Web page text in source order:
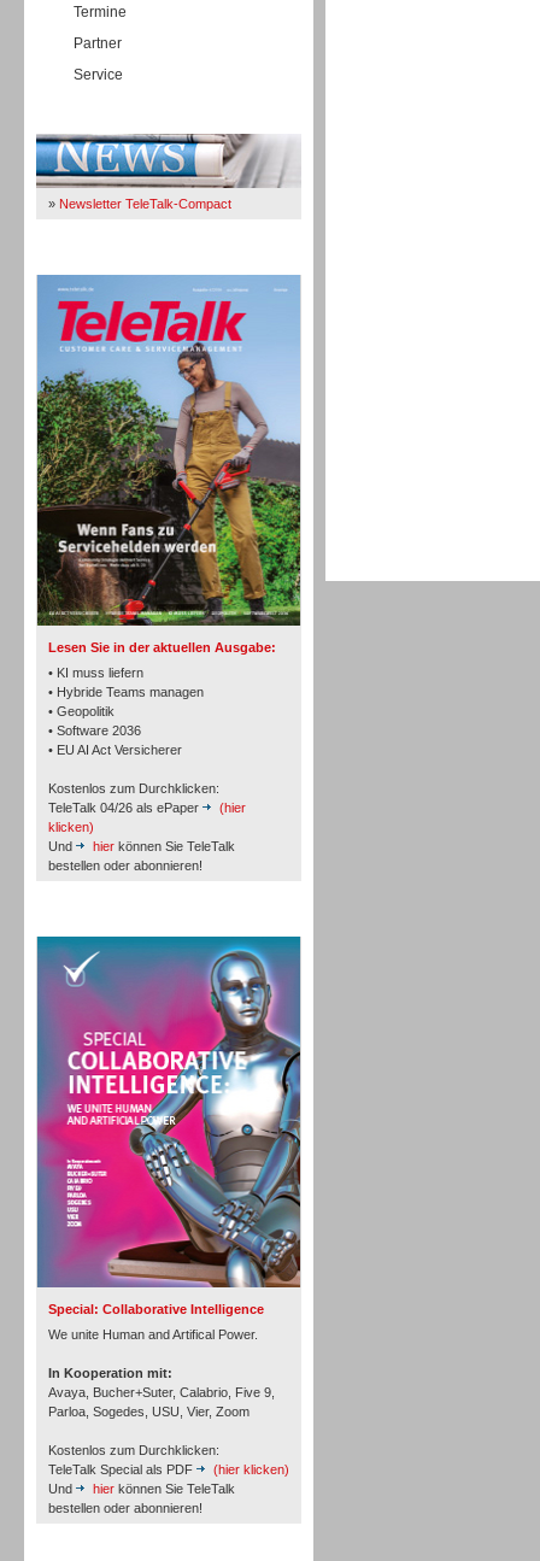
Termine
Partner
Service
» Newsletter TeleTalk-Compact
Lesen Sie in der aktuellen Ausgabe:
• KI muss liefern
• Hybride Teams managen
• Geopolitik
• Software 2036
• EU AI Act Versicherer
Kostenlos zum Durchklicken:
TeleTalk 04/26 als ePaper
(hier
klicken)
Und
hier können Sie TeleTalk
bestellen oder abonnieren!
Special: Collaborative Intelligence
We unite Human and Artifical Power.
In Kooperation mit:
Avaya, Bucher+Suter, Calabrio, Five 9,
Parloa, Sogedes, USU, Vier, Zoom
Kostenlos zum Durchklicken:
TeleTalk Special als PDF
(hier klicken)
Und
hier können Sie TeleTalk
bestellen oder abonnieren!
TK- und ACD-Systeme
Workforce-Management
Personal
Inbound